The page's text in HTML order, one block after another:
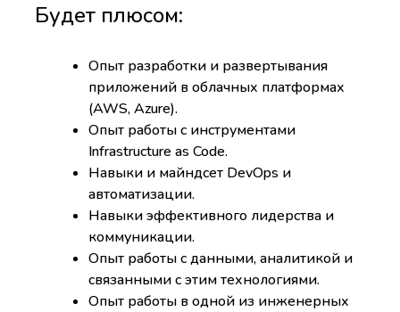
Опыт разработки и развертывания
приложений в облачных платформах
(AWS, Azure).
Опыт работы с инструментами
Infrastructure as Code.
Навыки и майндсет DevOps и
автоматизации.
Навыки эффективного лидерства и
коммуникации.
Опыт работы с данными, аналитикой и
связанными с этим технологиями.
Опыт работы в одной из инженерных
Будет плюсом: